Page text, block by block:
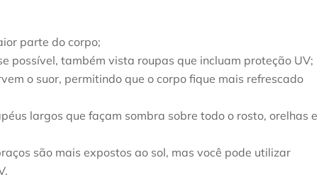
parte do corpo;
possível, também vista roupas que incluam proteção UV;
o suor, permitindo que o corpo fique mais refrescado
largos que façam sombra sobre todo o rosto, orelhas e
são mais expostos ao sol, mas você pode utilizar